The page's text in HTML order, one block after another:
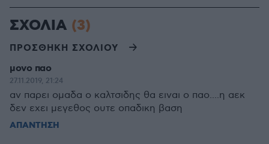
ΣΧΟΛΙΑ (3)
ΠΡΟΣΘΗΚΗ ΣΧΟΛΙΟΥ
μονο παο
27.11.2019, 21:24
αν παρει ομαδα ο καλτσιδης θα ειναι ο παο....η αεκ
δεν εχει μεγεθος ουτε οπαδικη βαση
ΑΠΑΝΤΗΣΗ